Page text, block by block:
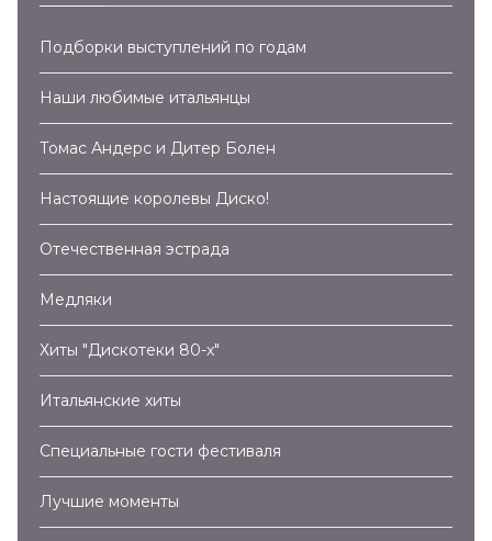
Подборки выступлений по годам
Наши любимые итальянцы
Томас Андерс и Дитер Болен
Настоящие королевы Диско!
Отечественная эстрада
Медляки
Хиты "Дискотеки 80-х"
Итальянские хиты
Специальные гости фестиваля
Лучшие моменты